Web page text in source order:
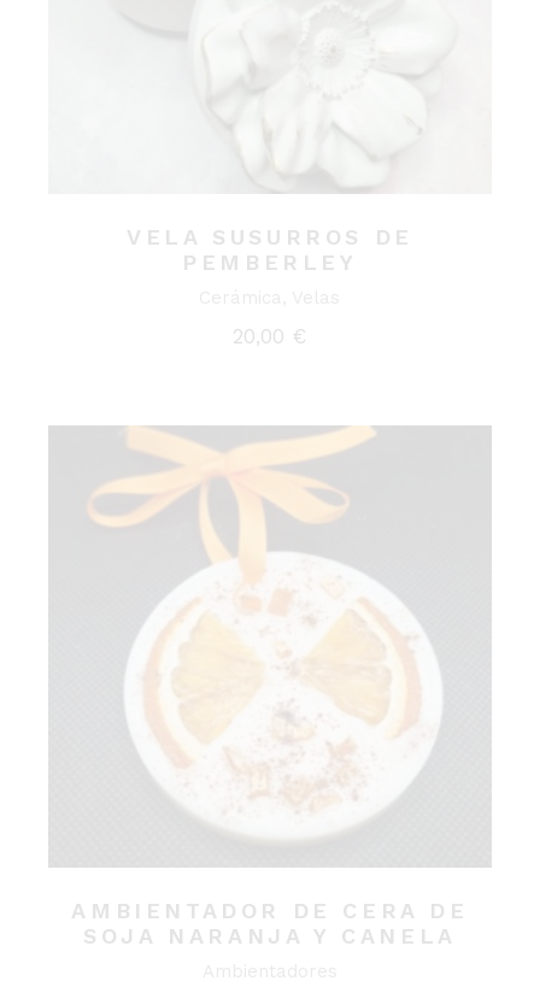
VELA SUSURROS DE
PEMBERLEY
20,00 €
AMBIENTADOR DE CERA DE
SOJA NARANJA Y CANELA